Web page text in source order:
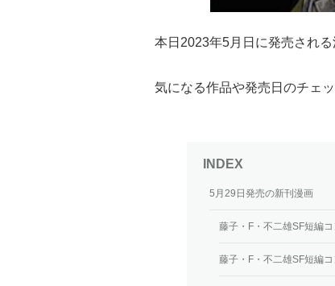
本日2023年5月日に発売され
気になる作品や発売日のチェ
5月29日発売の新刊漫画
藤子・F・不二雄SF短編
藤子・F・不二雄SF短編